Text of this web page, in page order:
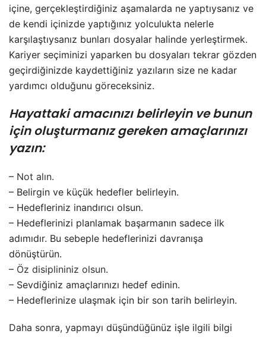
içine, gerçekleştirdiğiniz aşamalarda ne yaptıysanız ve
de kendi içinizde yaptığınız yolculukta nelerle
karşılaştıysanız bunları dosyalar halinde yerleştirmek.
Kariyer seçiminizi yaparken bu dosyaları tekrar gözden
geçirdiğinizde kaydettiğiniz yazıların size ne kadar
yardımcı olduğunu göreceksiniz.
Hayattaki amacınızı belirleyin ve bunun
için oluşturmanız gereken amaçlarınızı
yazın:
– Not alın.
– Belirgin ve küçük hedefler belirleyin.
– Hedefleriniz inandırıcı olsun.
– Hedeflerinizi planlamak başarmanın sadece ilk
adımıdır. Bu sebeple hedeflerinizi davranışa
dönüştürün.
– Öz disiplininiz olsun.
– Sevdiğiniz amaçlarınızı hedef edinin.
– Hedeflerinize ulaşmak için bir son tarih belirleyin.
Daha sonra, yapmayı düşündüğünüz işle ilgili bilgi